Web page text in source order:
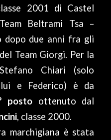
2001 di Castel
Beltrami Tsa –
dopo due anni fra gli
Team Giorgi. Per la
Chiari (solo
e Federico) è da
postoottenuto dal
, classe 2000.
marchigiana è stata